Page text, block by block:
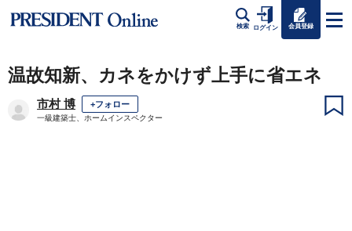
検索 ログイン 会員登録
温故知新、カネをかけず上手に省エネ
市村 博 +フォロー
一級建築士、ホームインスペクター